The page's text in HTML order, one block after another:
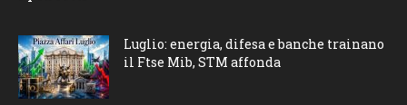
Luglio: energia, difesa e banche trainano
il Ftse Mib, STM affonda